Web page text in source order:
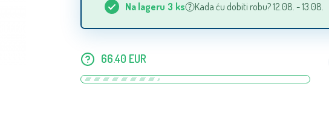
Na lageru 3 ks Kada ću dobiti robu? 12.08. - 13.08.
66.40 EUR